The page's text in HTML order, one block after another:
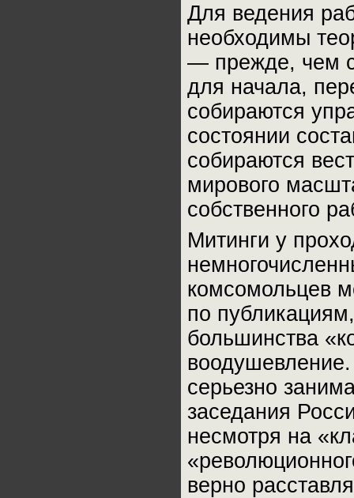
Для ведения
необходимы
— прежде, чем
для начала,
собираются
состоянии
собираются
мирового
собственного
Митинги у
комсомольцев
по
большинства
серьезно
заседания
несмотря на
верно